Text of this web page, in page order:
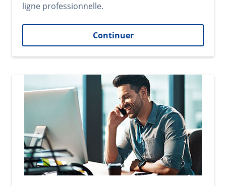
ligne professionnelle.
Continuer